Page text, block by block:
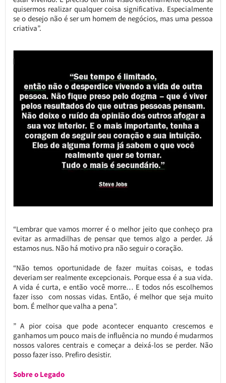
quisermos realizar qualquer coisa significativa. Especialmente
se o desejo não é ser um homem de negócios, mas uma pessoa
criativa”.
“Lembrar que vamos morrer é o melhor jeito que conheço pra
evitar as armadilhas de pensar que temos algo a perder. Já
estamos nus. Não há motivo pra não seguir o coração.
“Não temos oportunidade de fazer muitas coisas, e todas
deveriam ser realmente excepcionais. Porque essa é a sua vida.
A vida é curta, e então você morre… E todos nós escolhemos
fazer isso com nossas vidas. Então, é melhor que seja muito
bom. É melhor que valha a pena”.
” A pior coisa que pode acontecer enquanto crescemos e
ganhamos um pouco mais de influência no mundo é mudarmos
nossos valores centrais e começar a deixá-los se perder. Não
posso fazer isso. Prefiro desistir.
Sobre o Legado